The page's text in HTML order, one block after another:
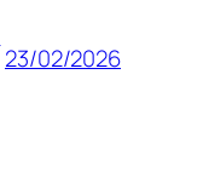
23/02/2026